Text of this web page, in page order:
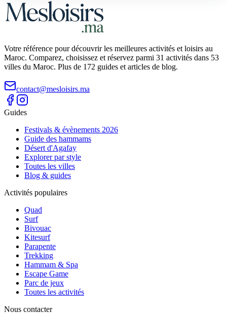
Votre référence pour découvrir les meilleures activités et loisirs au
Maroc. Comparez, choisissez et réservez parmi 31 activités dans 53
villes du Maroc. Plus de 172 guides et articles de blog.
contact@mesloisirs.ma
Guides
Festivals & évènements 2026
Guide des hammams
Désert d'Agafay
Explorer par style
Toutes les villes
Blog & guides
Activités populaires
Quad
Surf
Bivouac
Kitesurf
Parapente
Trekking
Hammam & Spa
Escape Game
Parc de jeux
Toutes les activités
Nous contacter